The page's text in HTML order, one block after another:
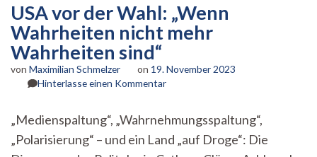
USA vor der Wahl: „Wenn
Wahrheiten nicht mehr
Wahrheiten sind“
von Maximilian Schmelzer on 19. November 2023
Hinterlasse einen Kommentarzu
der
Wahl:
„Wenn
„Medienspaltung“, „Wahrnehmungsspaltung“,
„Polarisierung“ – und ein Land „auf Droge“: Die